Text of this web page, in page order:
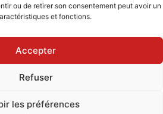
ou de retirer son consentement peut avoir un
et fonctions.
Accepter
Refuser
les préférences
des informations et